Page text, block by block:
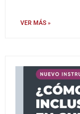
VER MÁS »